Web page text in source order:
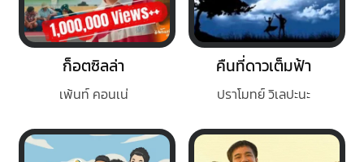
ก็อตซิลล่า
เพ้นท์ คอนเน่
คืนที่ดาวเต็มฟ้า
ปราโมทย์ วิเลปะนะ